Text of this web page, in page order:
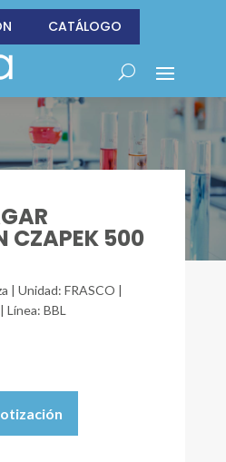
CATÁLOGO
CZAPEK 500
| Unidad: FRASCO |
BBL